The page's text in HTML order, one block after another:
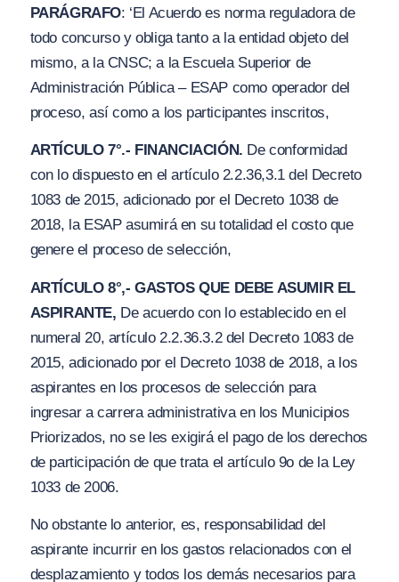
PARÁGRAFO: ‘El Acuerdo es norma reguladora de
todo concurso y obliga tanto a la entidad objeto del
mismo, a la CNSC; a la Escuela Superior de
Administración Pública – ESAP como operador del
proceso, así como a los participantes inscritos,
ARTÍCULO 7°.- FINANCIACIÓN. De conformidad
con lo dispuesto en el artículo 2.2.36,3.1 del Decreto
1083 de 2015, adicionado por el Decreto 1038 de
2018, la ESAP asumirá en su totalidad el costo que
genere el proceso de selección,
ARTÍCULO 8°,- GASTOS QUE DEBE ASUMIR EL
ASPIRANTE, De acuerdo con lo establecido en el
numeral 20, artículo 2.2.36.3.2 del Decreto 1083 de
2015, adicionado por el Decreto 1038 de 2018, a los
aspirantes en los procesos de selección para
ingresar a carrera administrativa en los Municipios
Priorizados, no se les exigirá el pago de los derechos
de participación de que trata el artículo 9o de la Ley
1033 de 2006.
No obstante lo anterior, es, responsabilidad del
aspirante incurrir en los gastos relacionados con el
desplazamiento y todos los demás necesarios para